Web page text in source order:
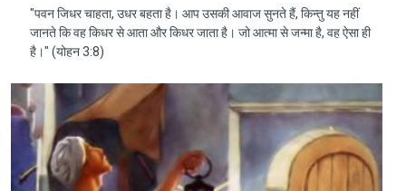
"पवन जिधर चाहता, उधर बहता है। आप उसकी आवाज सुनते हैं, किन्तु यह नहीं
जानते कि वह किधर से आता और किधर जाता है। जो आत्मा से जन्मा है, वह ऐसा ही
है।" (योहन 3:8)